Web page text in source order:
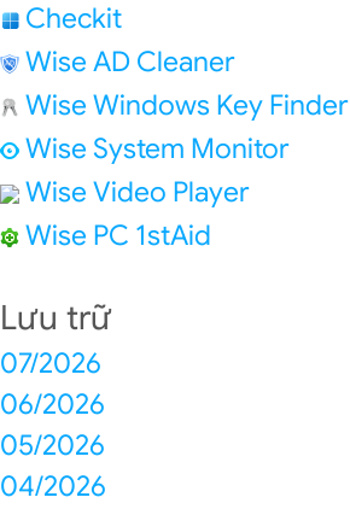
Checkit
Wise AD Cleaner
Wise Windows Key Finder
Wise System Monitor
Wise Video Player
Wise PC 1stAid
Lưu trữ
07/2026
06/2026
05/2026
04/2026